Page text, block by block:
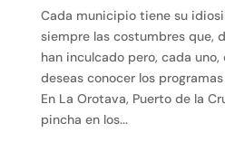
Cada municipio tiene su
siempre las costumbres que,
han inculcado pero, cada uno,
deseas conocer los
En La Orotava, Puerto de la
pincha en los...